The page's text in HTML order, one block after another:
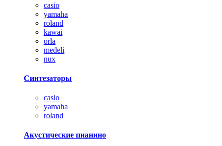
casio
yamaha
roland
kawai
orla
medeli
nux
Синтезаторы
casio
yamaha
roland
Акустические пианино